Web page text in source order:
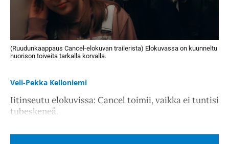
(Ruudunkaappaus Cancel-elokuvan trailerista) Elokuvassa on kuunneltu
nuorison toiveita tarkalla korvalla.
Veli-Pekka Kelloniemi
Iitinseutu elokuvissa: Cancel toimii, vaikka ei tuntisi
tubeskeneä.